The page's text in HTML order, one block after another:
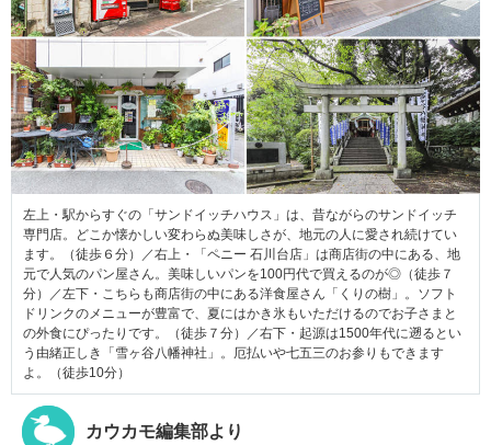
左上・駅からすぐの「サンドイッチハウス」は、昔ながらのサンドイッチ
専門店。どこか懐かしい変わらぬ美味しさが、地元の人に愛され続けてい
ます。（徒歩６分）／右上・「ペニー 石川台店」は商店街の中にある、地
元で人気のパン屋さん。美味しいパンを100円代で買えるのが◎（徒歩７
分）／左下・こちらも商店街の中にある洋食屋さん「くりの樹」。ソフト
ドリンクのメニューが豊富で、夏にはかき氷もいただけるのでお子さまと
の外食にぴったりです。（徒歩７分）／右下・起源は1500年代に遡るとい
う由緒正しき「雪ヶ谷八幡神社」。厄払いや七五三のお参りもできます
よ。（徒歩10分）
カウカモ編集部より